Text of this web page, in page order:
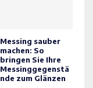
Messing sauber
machen: So
bringen Sie Ihre
Messinggegenstä
nde zum Glänzen